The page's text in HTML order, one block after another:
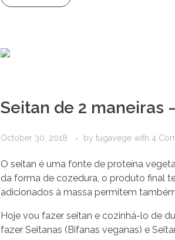
Seitan de 2 maneiras
October 30, 2018 by tugavege with 4
O seitan é uma fonte de proteína
da forma de cozedura, o produto final
adicionados à massa permitem
Hoje vou fazer seitan e cozinhá-lo de
fazer Seitanas (Bifanas veganas) e